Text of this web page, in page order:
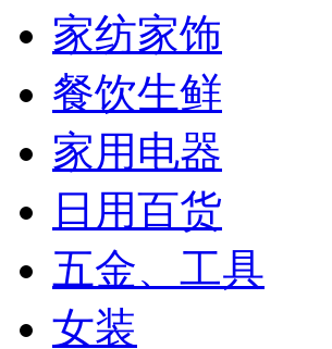
家纺家饰
餐饮生鲜
家用电器
日用百货
五金、工具
女装